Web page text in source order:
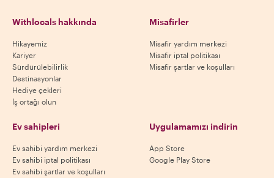
Withlocals hakkında
Hikayemiz
Kariyer
Sürdürülebilirlik
Destinasyonlar
Hediye çekleri
İş ortağı olun
Misafirler
Misafir yardım merkezi
Misafir iptal politikası
Misafir şartlar ve koşulları
Ev sahipleri
Ev sahibi yardım merkezi
Ev sahibi iptal politikası
Ev sahibi şartlar ve koşulları
Uygulamamızı indirin
App Store
Google Play Store